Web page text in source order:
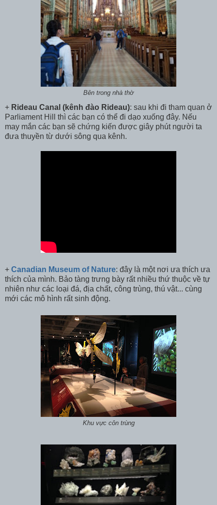
Bên trong nhà thờ
+ Rideau Canal (kênh đào Rideau): sau khi đi tham quan ở
Parliament Hill thì các bạn có thể đi dạo xuống đây. Nếu
may mắn các bạn sẽ chứng kiến được giây phút người ta
đưa thuyền từ dưới sông qua kênh.
+ Canadian Museum of Nature: đây là một nơi ưa thích ưa
thích của mình. Bảo tàng trưng bày rất nhiều thứ thuộc về tự
nhiên như các loại đá, địa chất, công trùng, thú vật... cùng
mới các mô hình rất sinh động.
Khu vực côn trùng